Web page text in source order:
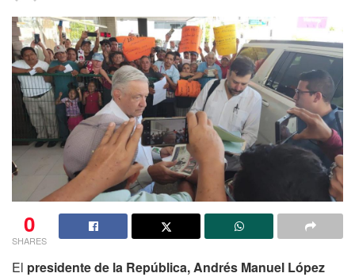
0
SHARES
El presidente de la República, Andrés Manuel López